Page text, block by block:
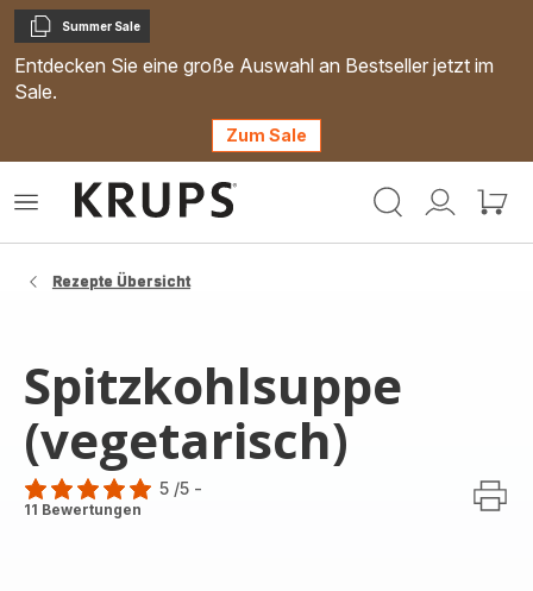
Kopieren
Summer Sale
Entdecken Sie eine große Auswahl an Bestseller jetzt im
Sale.
Zum Sale
Mein
Mein
Das
Rezepte Übersicht
Spitzkohlsuppe
(vegetarisch)
Bewertung
5 /5 -
11 Bewertungen